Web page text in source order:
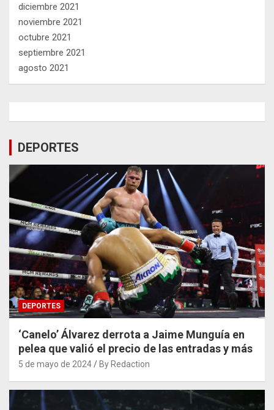
diciembre 2021
noviembre 2021
octubre 2021
septiembre 2021
agosto 2021
DEPORTES
DEPORTES
‘Canelo’ Álvarez derrota a Jaime Munguía en
pelea que valió el precio de las entradas y más
5 de mayo de 2024 By Redaction